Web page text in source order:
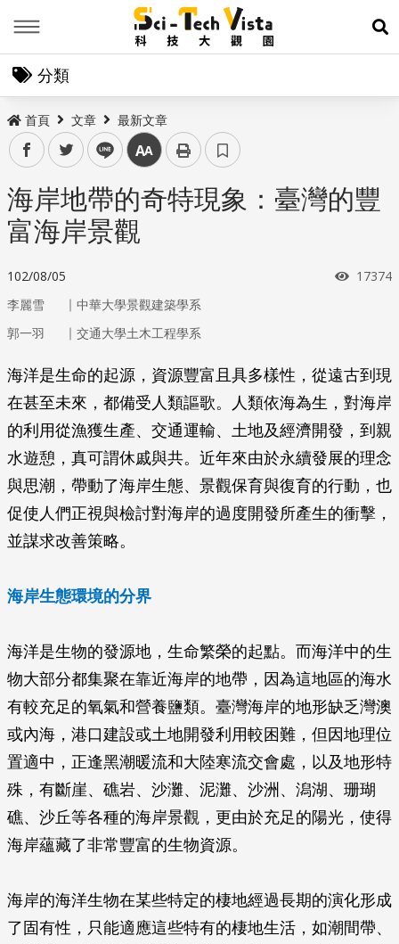
展
分類
首頁 文章 最新文章
facebooktwitter line 中
海岸地帶的奇特現象：臺灣的豐
富海岸景觀
102/08/05 瀏覽次
17374
李麗雪 ｜ 中華大學景觀建築學系
郭一羽
｜ 交通大學土木工程學系
海洋是生命的起源，資源豐富且具多樣性，從遠古到現
在甚至未來，都備受人類謳歌。人類依海為生，對海岸
的利用從漁獲生產、交通運輸、土地及經濟開發，到親
水遊憩，真可謂休戚與共。近年來由於永續發展的理念
與思潮，帶動了海岸生態、景觀保育與復育的行動，也
促使人們正視與檢討對海岸的過度開發所產生的衝擊，
並謀求改善策略。
海岸生態環境的分界
海洋是生物的發源地，生命繁榮的起點。而海洋中的生
物大部分都集聚在靠近海岸的地帶，因為這地區的海水
有較充足的氧氣和營養鹽類。臺灣海岸的地形缺乏灣澳
或內海，港口建設或土地開發利用較困難，但因地理位
置適中，正逢黑潮暖流和大陸寒流交會處，以及地形特
殊，有斷崖、礁岩、沙灘、泥灘、沙洲、潟湖、珊瑚
礁、沙丘等各種的海岸景觀，更由於充足的陽光，使得
海岸蘊藏了非常豐富的生物資源。
海岸的海洋生物在某些特定的棲地經過長期的演化形成
了固有性，只能適應這些特有的棲地生活，如潮間帶、